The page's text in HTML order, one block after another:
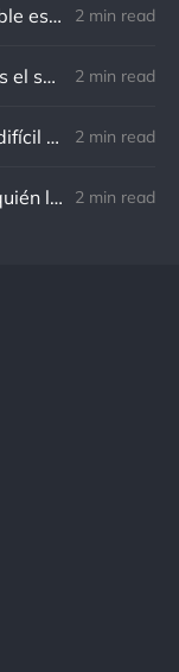
Charles R. Swindoll: Lo increíble es que cada día podemos elegir la actitud que adoptaremos. 2 min read
Nietzsche: Todos necesitamos el sentido de culpa, pero nadie necesita sentirse culpable. 2 min read
G. Washington: Cuanto más difícil es el conflicto, mayor es el triunfo. 2 min read
Naval: Cuanto más importa quién lo ha dicho, menos importa en realidad 2 min read